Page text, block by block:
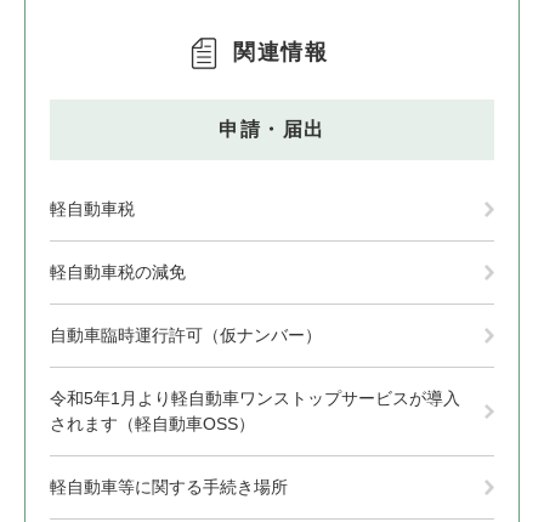
関連情報
申請・届出
軽自動車税
軽自動車税の減免
自動車臨時運行許可（仮ナンバー）
令和5年1月より軽自動車ワンストップサービスが導入
されます（軽自動車OSS）
軽自動車等に関する手続き場所